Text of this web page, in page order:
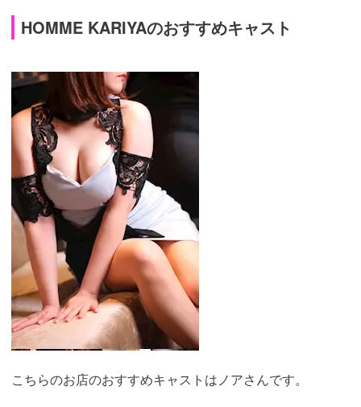
HOMME KARIYAのおすすめキャスト
こちらのお店のおすすめキャストはノアさんです。